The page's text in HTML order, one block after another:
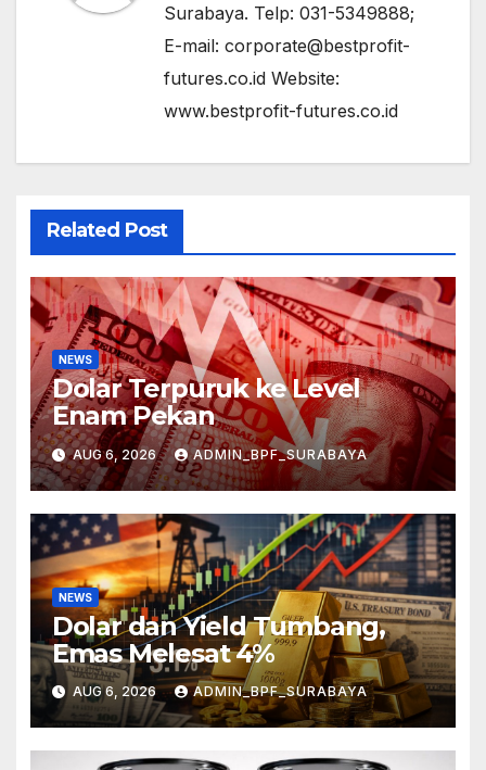
Surabaya. Telp: 031-5349888;
E-mail: corporate@bestprofit-
futures.co.id Website:
www.bestprofit-futures.co.id
Related Post
NEWS
Dolar Terpuruk ke Level
Enam Pekan
AUG 6, 2026 ADMIN_BPF_SURABAYA
NEWS
Dolar dan Yield Tumbang,
Emas Melesat 4%
AUG 6, 2026 ADMIN_BPF_SURABAYA